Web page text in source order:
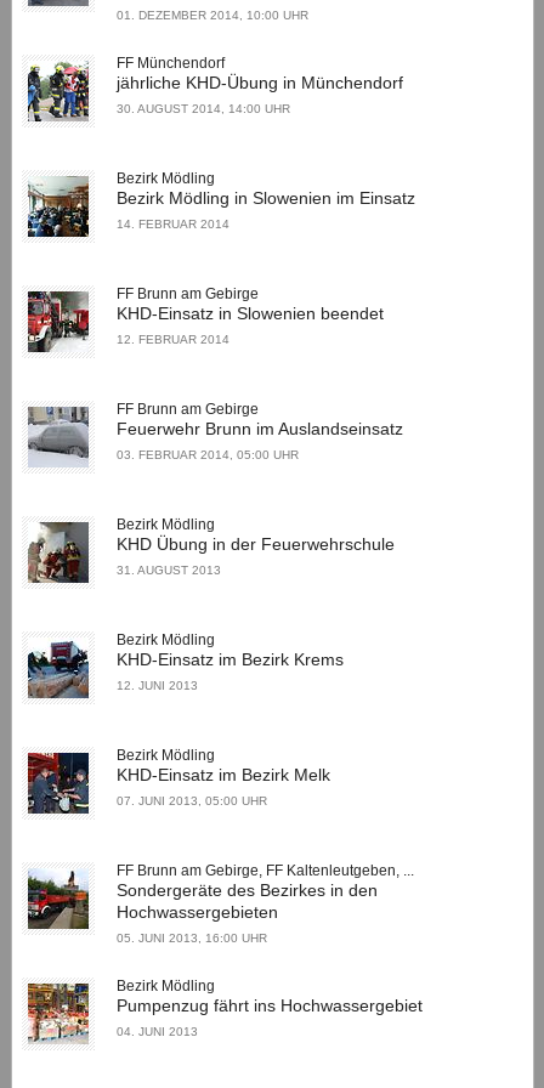
01. DEZEMBER 2014, 10:00 UHR
FF Münchendorf
jährliche KHD-Übung in Münchendorf
30. AUGUST 2014, 14:00 UHR
Bezirk Mödling
Bezirk Mödling in Slowenien im Einsatz
14. FEBRUAR 2014
FF Brunn am Gebirge
KHD-Einsatz in Slowenien beendet
12. FEBRUAR 2014
FF Brunn am Gebirge
Feuerwehr Brunn im Auslandseinsatz
03. FEBRUAR 2014, 05:00 UHR
Bezirk Mödling
KHD Übung in der Feuerwehrschule
31. AUGUST 2013
Bezirk Mödling
KHD-Einsatz im Bezirk Krems
12. JUNI 2013
Bezirk Mödling
KHD-Einsatz im Bezirk Melk
07. JUNI 2013, 05:00 UHR
FF Brunn am Gebirge, FF Kaltenleutgeben, ...
Sondergeräte des Bezirkes in den
Hochwassergebieten
05. JUNI 2013, 16:00 UHR
Bezirk Mödling
Pumpenzug fährt ins Hochwassergebiet
04. JUNI 2013